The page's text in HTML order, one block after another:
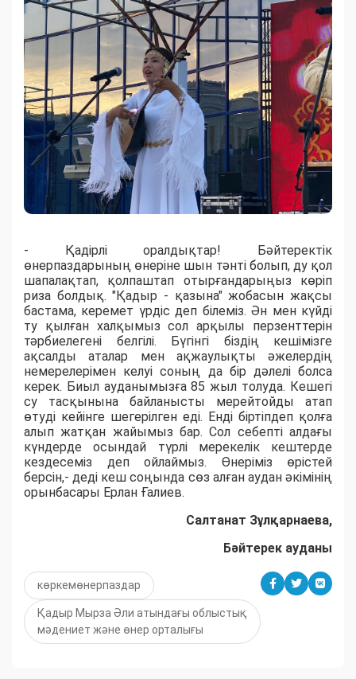
- Қадірлі оралдықтар! Бәйтеректік
өнерпаздарының өнеріне шын тәнті болып, ду қол
шапалақтап, қолпаштап отырғандарыңыз көріп
риза болдық. "Қадыр - қазына" жобасын жақсы
бастама, керемет үрдіс деп білеміз. Ән мен күйді
ту қылған халқымыз сол арқылы перзенттерін
тәрбиелегені белгілі. Бүгінгі біздің кешімізге
ақсалды аталар мен ақжаулықты әжелердің
немерелерімен келуі соның да бір дәлелі болса
керек. Биыл ауданымызға 85 жыл толуда. Кешегі
су тасқынына байланысты мерейтойды атап
өтуді кейінге шегерілген еді. Енді біртіпдеп қолға
алып жатқан жайымыз бар. Сол себепті алдағы
күндерде осындай түрлі мерекелік кештерде
кездесеміз деп ойлаймыз. Өнеріміз өрістей
берсін,- деді кеш соңында сөз алған аудан әкімінің
орынбасары Ерлан Ғалиев.
Салтанат Зұлқарнаева,
Бәйтерек ауданы
көркемөнерпаздар
Қадыр Мырза Әли атындағы облыстық
мәдениет және өнер орталығы